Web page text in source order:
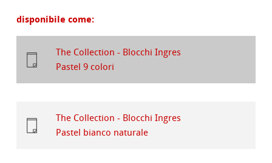
disponibile come:
The Collection - Blocchi Ingres
Pastel 9 colori
The Collection - Blocchi Ingres
Pastel bianco naturale